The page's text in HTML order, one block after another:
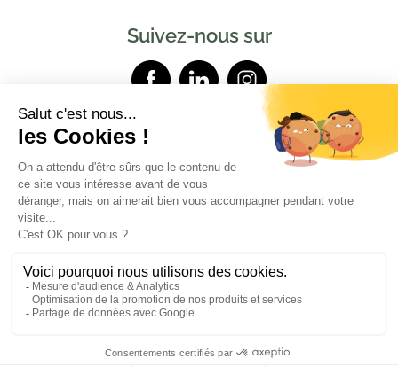
Suivez-nous sur
Powered by Elixir